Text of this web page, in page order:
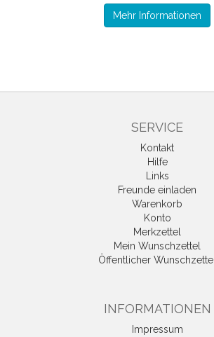
Mehr Informationen
SERVICE
Kontakt
Hilfe
Links
Freunde einladen
Warenkorb
Konto
Merkzettel
Mein Wunschzettel
Öffentlicher Wunschzettel
INFORMATIONEN
Impressum